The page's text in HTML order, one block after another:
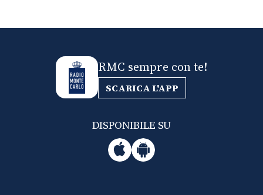
RMC sempre con te!
SCARICA L'APP
DISPONIBILE SU